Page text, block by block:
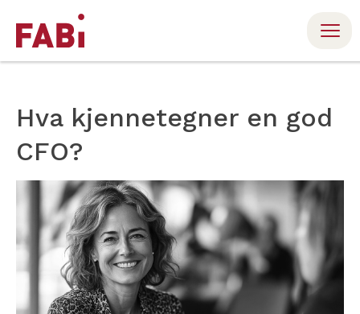
Hva kjennetegner en god
CFO?